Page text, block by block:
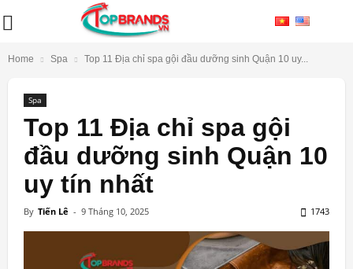
Home Spa Top 11 Địa chỉ spa gội đầu dưỡng sinh Quận 10 uy...
Spa
Top 11 Địa chỉ spa gội
đầu dưỡng sinh Quận 10
uy tín nhất
By Tiến Lê - 9 Tháng 10, 2025 1743